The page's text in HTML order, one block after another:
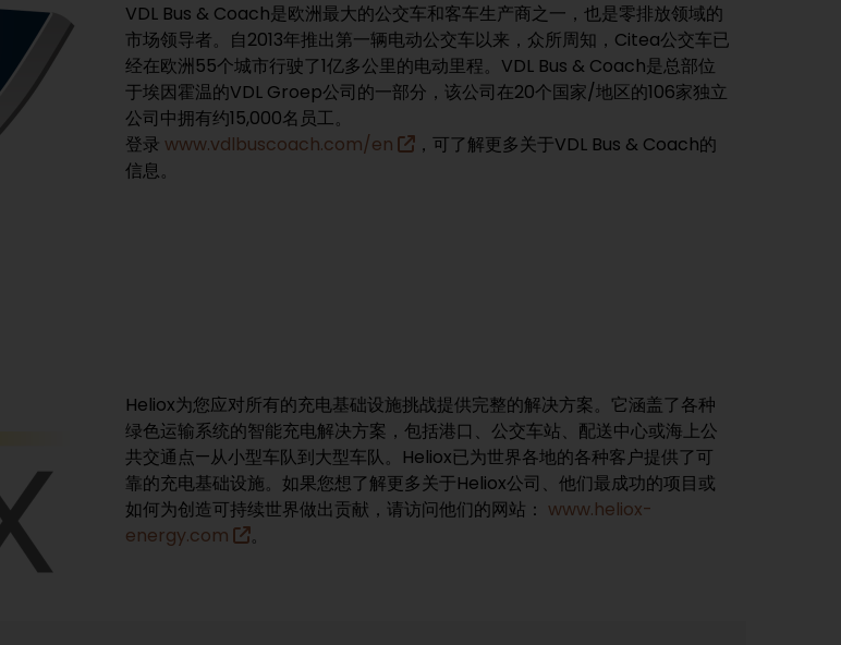
VDL Bus & Coach是欧洲最大的公交车和客车生产商之一，也是零排放领域的
市场领导者。自2013年推出第一辆电动公交车以来，众所周知，Citea公交车已
经在欧洲55个城市行驶了1亿多公里的电动里程。VDL Bus & Coach是总部位
于埃因霍温的VDL Groep公司的一部分，该公司在20个国家/地区的106家独立
公司中拥有约15,000名员工。
登录 www.vdlbuscoach.com/en
，可了解更多关于VDL Bus & Coach的
信息。
Heliox为您应对所有的充电基础设施挑战提供完整的解决方案。它涵盖了各种
绿色运输系统的智能充电解决方案，包括港口、公交车站、配送中心或海上公
共交通点—从小型车队到大型车队。Heliox已为世界各地的各种客户提供了可
靠的充电基础设施。如果您想了解更多关于Heliox公司、他们最成功的项目或
如何为创造可持续世界做出贡献，请访问他们的网站： www.heliox-
energy.com
。